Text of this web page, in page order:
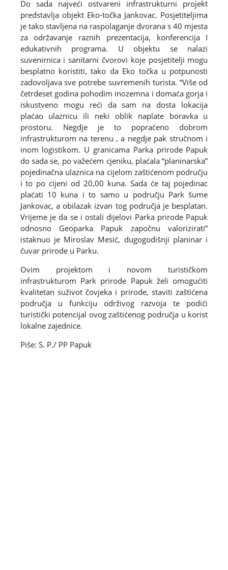
Do sada najveći ostvareni infrastrukturni projekt
predstavlja objekt Eko-točka Jankovac. Posjetiteljima
je tako stavljena na raspolaganje dvorana s 40 mjesta
za održavanje raznih prezentacija, konferencija I
edukativnih programa. U objektu se nalazi
suvenirnica i sanitarni čvorovi koje posjetitelji mogu
besplatno koristiti, tako da Eko točka u potpunosti
zadovoljava sve potrebe suvremenih turista. “Više od
četrdeset godina pohodim inozemna i domaća gorja i
iskustveno mogu reći da sam na dosta lokacija
plaćao ulaznicu ili neki oblik naplate boravka u
prostoru. Negdje je to popraćeno dobrom
infrastrukturom na terenu , a negdje pak stručnom i
inom logistikom. U granicama Parka prirode Papuk
do sada se, po važećem cjeniku, plaćala “planinarska”
pojedinačna ulaznica na cijelom zaštićenom području
i to po cijeni od 20,00 kuna. Sada će taj pojedinac
plaćati 10 kuna i to samo u području Park šume
Jankovac, a obilazak izvan tog područja je besplatan.
Vrijeme je da se i ostali dijelovi Parka prirode Papuk
odnosno Geoparka Papuk započnu valorizirati”
istaknuo je Miroslav Mesić, dugogodišnji planinar i
čuvar prirode u Parku.
Ovim projektom i novom turističkom
infrastrukturom Park prirode Papuk želi omogućiti
kvalitetan suživot čovjeka i prirode, staviti zaštićena
područja u funkciju održivog razvoja te podići
turistički potencijal ovog zaštićenog područja u korist
lokalne zajednice.
Piše: S. P./ PP Papuk